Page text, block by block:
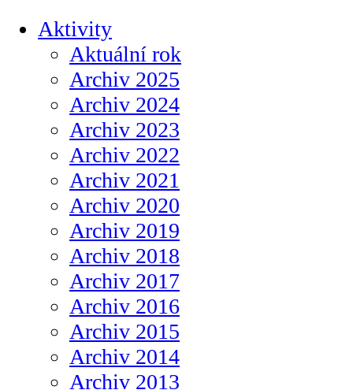
Aktivity
Aktuální rok
Archiv 2025
Archiv 2024
Archiv 2023
Archiv 2022
Archiv 2021
Archiv 2020
Archiv 2019
Archiv 2018
Archiv 2017
Archiv 2016
Archiv 2015
Archiv 2014
Archiv 2013